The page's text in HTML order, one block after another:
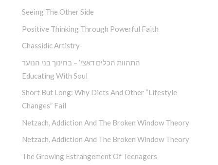
Seeing The Other Side
Positive Thinking Through Powerful Faith
Chassidic Artistry
התהוות הכלים דאצי’ – בחינוך בני הנוער
Educating With Soul
Short But Long: Why Diets And Other “Lifestyle
Changes” Fail
Netzach, Addiction And The Broken Window Theory
Netzach, Addiction And The Broken Window Theory
The Growing Estrangement Of Teenagers